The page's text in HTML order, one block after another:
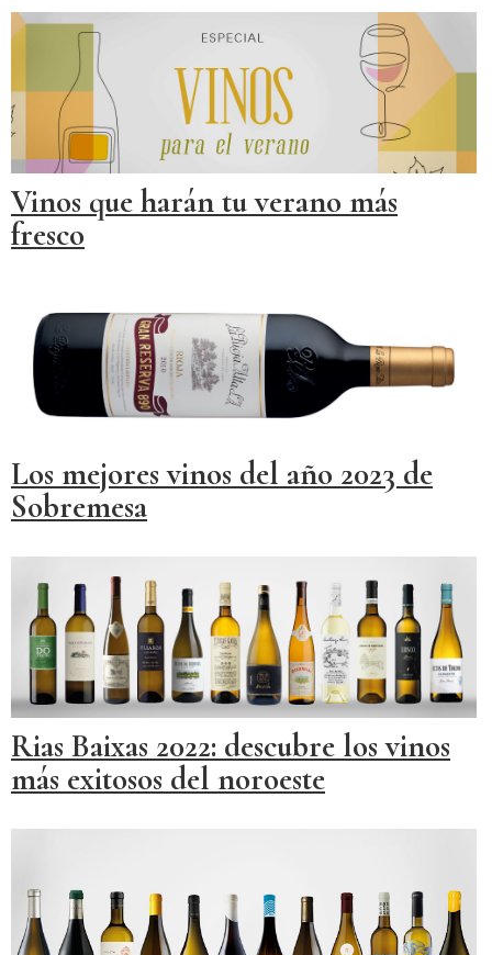
Vinos que harán tu verano más
fresco
Los mejores vinos del año 2023 de
Sobremesa
Rias Baixas 2022: descubre los vinos
más exitosos del noroeste